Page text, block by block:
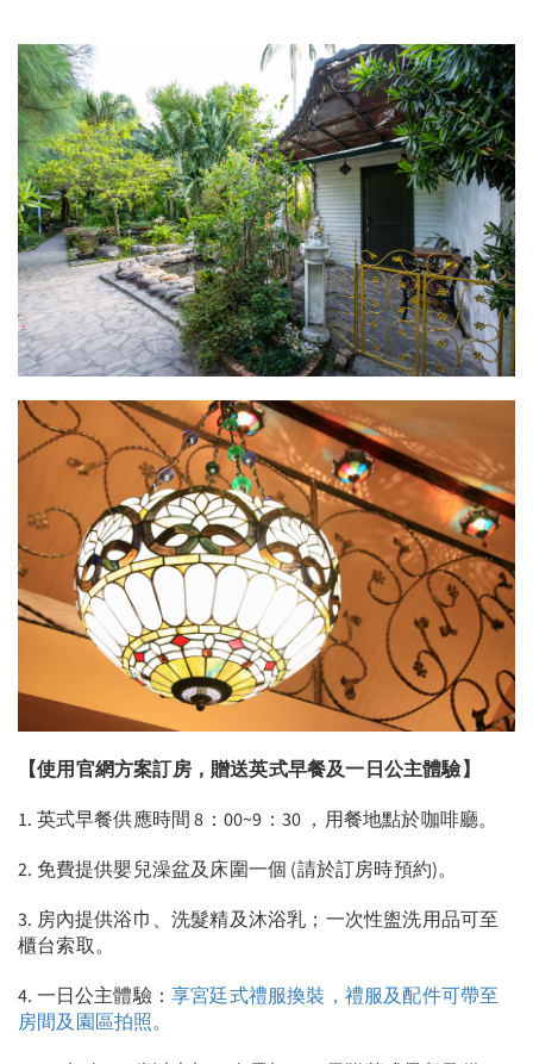
【使用官網方案訂房，贈送英式早餐及一日公主體驗】
1. 英式早餐供應時間 8：00~9：30 ，用餐地點於咖啡廳。
2. 免費提供嬰兒澡盆及床圍一個 (請於訂房時預約)。
3. 房內提供浴巾、洗髮精及沐浴乳；一次性盥洗用品可至
櫃台索取。
4. 一日公主體驗： 享宮廷式禮服換裝，禮服及配件可帶至
房間及園區拍照。